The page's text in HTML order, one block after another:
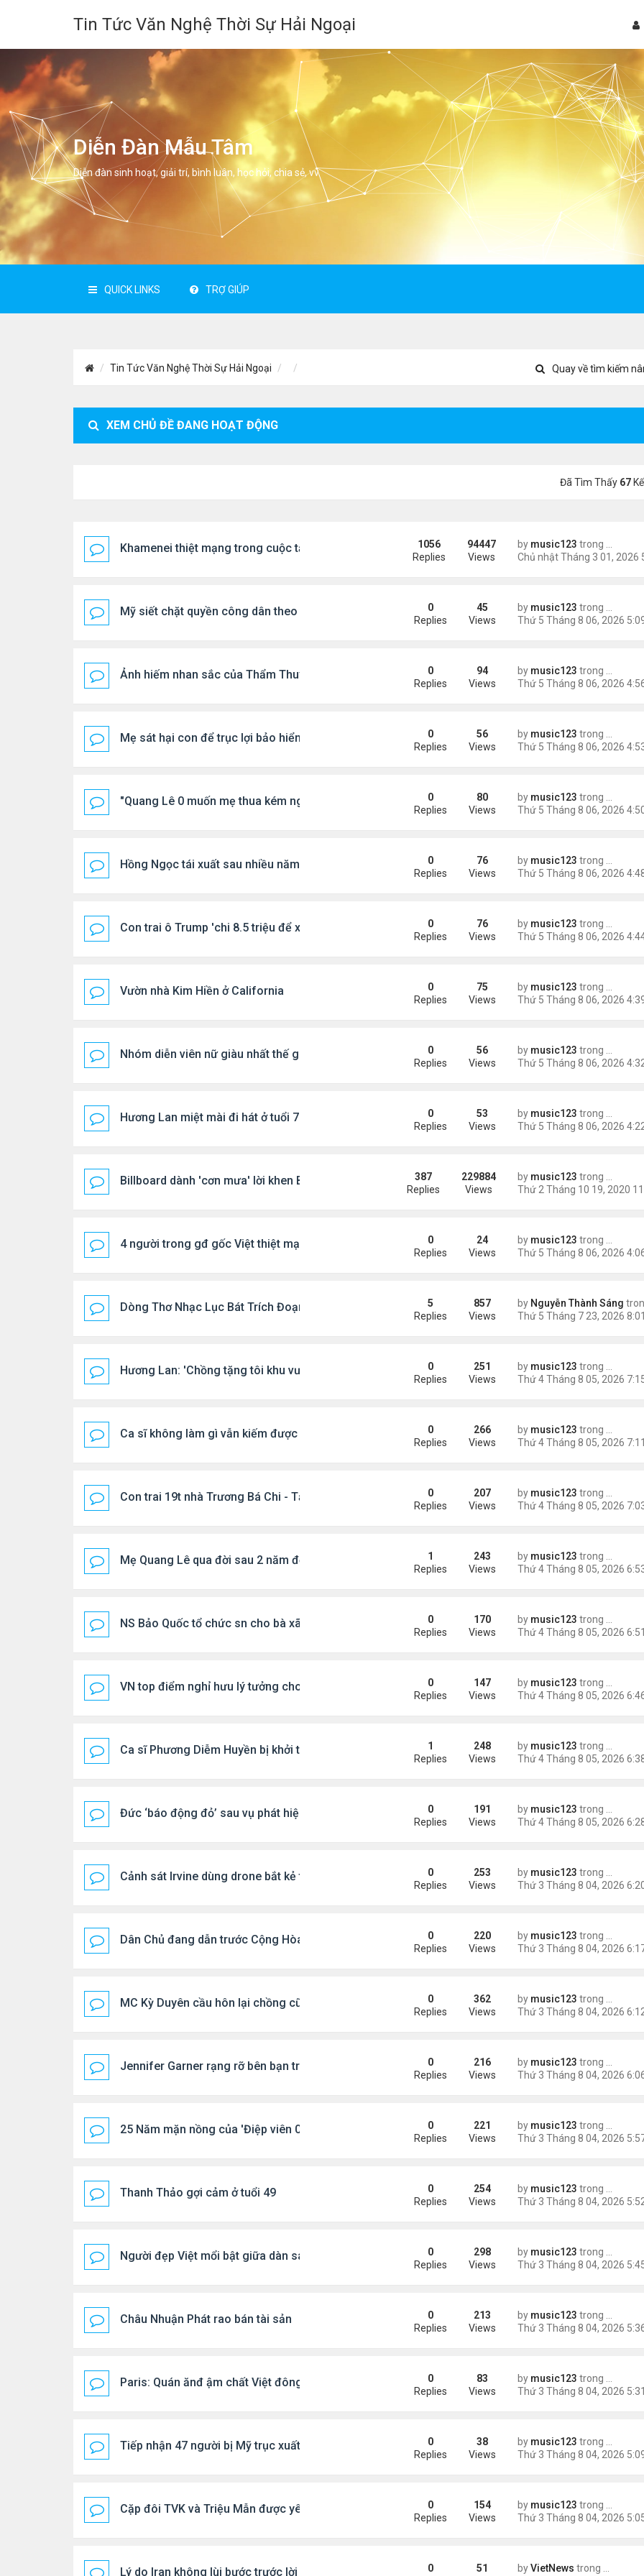
Tin Tức Văn Nghệ Thời Sự Hải Ngoại
Diễn Đàn Mẫu Tâm
Diễn đàn sinh hoạt, giải trí, bình luân, học hỏi, chia sẻ, vv.
QUICK LINKS TRỢ GIÚP
Tin Tức Văn Nghệ Thời Sự Hải Ngoại Quay về tìm kiếm
XEM CHỦ ĐỀ ĐANG HOẠT ĐỘNG
Đã Tìm Thấy 67
Khamenei thiệt mạng trong cuộc tấn công phối hợp giữa Mỹ và Israel by music123 trong
Tin
1056
Replies
94447
Views
Mỹ siết chặt quyền công dân theo nơi sinh, mở rộng chống “du lịch sinh con”by music123 trong
Tin
0
Replies
45
Views
Ảnh hiếm nhan sắc của Thẩm Thuý Hằng by music123 trong
0
Replies
94
Views
Mẹ sát hại con để trục lợi bảo hiểm by music123 trong
0
Replies
56
Views
"Quang Lê 0 muốn mẹ thua kém người khác" by music123 trong
0
Replies
80
Views
Hồng Ngọc tái xuất sau nhiều năm ở ẩn by music123 trong
0
Replies
76
Views
Con trai ô Trump 'chi 8.5 triệu để xóa ràng buộc với vị hôn thê cũ by music123 trong
0
Replies
76
Views
Vườn nhà Kim Hiền ở California by music123 trong
0
Replies
75
Views
Nhóm diễn viên nữ giàu nhất thế giới by music123 trong
0
Replies
56
Views
Hương Lan miệt mài đi hát ở tuổi 70 by music123 trong
0
Replies
53
Views
Billboard dành 'cơn mưa' lời khen BTS by music123 trong
387
Replies
229884
Views
4 người trong gđ gốc Việt thiệt mạng vì tai nạn xe hơi by music123 trong
0
Replies
24
Views
Dòng Thơ Nhạc Lục Bát Trích Đoạn - Gõ Google: nhat lang thu quan by Nguyễn Thành Sáng
5
Replies
857
Views
Hương Lan: 'Chồng tặng tôi khu vườn tình yêu' by music123 trong
0
Replies
251
Views
Ca sĩ không làm gì vẫn kiếm được 400 triệu đồng/tháng by music123 trong
0
Replies
266
Views
Con trai 19t nhà Trương Bá Chi - Tạ Đình Phong by music123 trong
0
Replies
207
Views
Mẹ Quang Lê qua đời sau 2 năm đột quỵ. by music123 trong
1
Replies
243
Views
NS Bảo Quốc tổ chức sn cho bà xã by music123 trong
0
Replies
170
Views
VN top điểm nghỉ hưu lý tưởng cho người Mỹ by music123 trong
0
Replies
147
Views
Ca sĩ Phương Diễm Huyền bị khởi tố by music123 trong
1
Replies
248
Views
Đức ‘báo động đỏ’ sau vụ phát hiện UAV mang chất nổ ở sân bay by music123 trong
0
Replies
191
Views
Cảnh sát Irvine dùng drone bắt kẻ trộm trong Walmart by music123 trong
0
Replies
253
Views
Dân Chủ đang dẫn trước Cộng Hòa trong các cuộc thăm dò dư luận by music123 trong
0
Replies
220
Views
MC Kỳ Duyên cầu hôn lại chồng cũ by music123 trong
0
Replies
362
Views
Jennifer Garner rạng rỡ bên bạn trai kém 6 tuổi by music123 trong
0
Replies
216
Views
25 Năm mặn nồng của 'Điệp viên 007' by music123 trong
0
Replies
221
Views
Thanh Thảo gợi cảm ở tuổi 49 by music123 trong
0
Replies
254
Views
Người đẹp Việt mổi bật giữa dàn sao châu Á by music123 trong
0
Replies
298
Views
Châu Nhuận Phát rao bán tài sản by music123 trong
0
Replies
213
Views
Paris: Quán ănđ ậm chất Việt đông kín khách chờ by music123 trong
0
Replies
83
Views
Tiếp nhận 47 người bị Mỹ trục xuất, Công an khuyến cáo by music123 trong
0
Replies
38
Views
Cặp đôi TVK và Triệu Mẫn được yêu thích nhất by music123 trong
0
Replies
154
Views
Lý do Iran không lùi bước trước lời đe dọa của ông Trump byVietNews trong
0
51